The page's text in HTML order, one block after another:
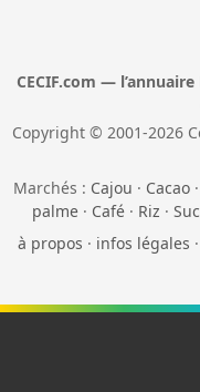
CECIF.com —
Copyright © 2001-2026
Marchés : Cajou · Cacao ·
palme· Café· Riz ·
à propos · infos légales ·